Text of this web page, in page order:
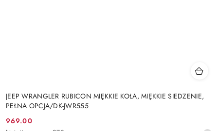
JEEP WRANGLER RUBICON MIĘKKIE KOŁA, MIĘKKIE SIEDZENIE,
PEŁNA OPCJA/DK-JWR555
Cena
969.00